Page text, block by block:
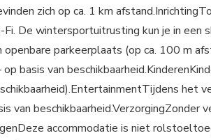
zich op ca. 1 km
De wintersportuitrusting kun je in een
parkeerplaats (op ca. 100 m
basis van
het
van beschikbaarheid.VerzorgingZonder
accommodatie is niet